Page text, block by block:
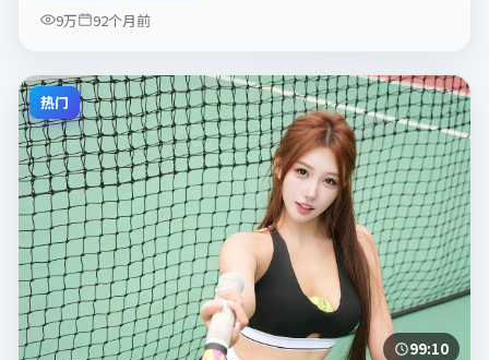
9万
92个月前
热门
99:10